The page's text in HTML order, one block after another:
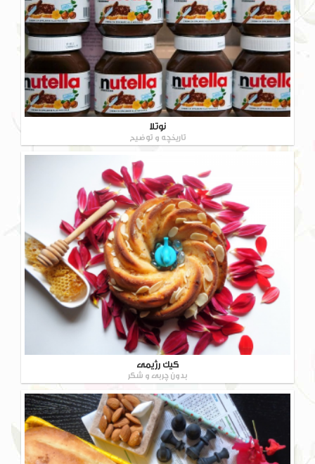
نوتلا
تاریخچه و توضیح
کیک رژیمی
بدون چربی و شکر